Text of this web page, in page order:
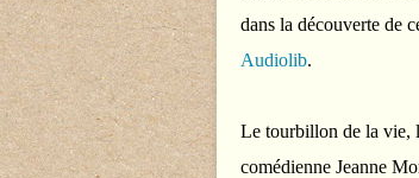
dans la découverte de
Audiolib.
Le tourbillon de la vie,
comédienne Jeanne